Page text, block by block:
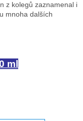
z kolegů zaznamenal i
mnoha dalších
ml